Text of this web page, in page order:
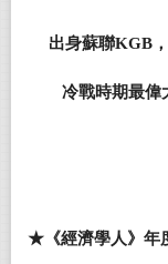
出身蘇聯KGB
冷戰時期最偉
★《經濟學人》年